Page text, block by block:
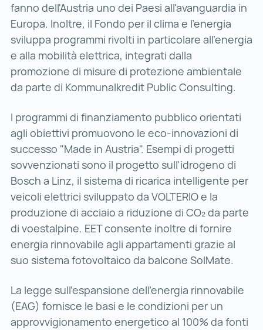
fanno dell'Austria uno dei Paesi all'avanguardia in
Europa. Inoltre, il Fondo per il clima e l'energia
sviluppa programmi rivolti in particolare all'energia
e alla mobilità elettrica, integrati dalla
promozione di misure di protezione ambientale
da parte di Kommunalkredit Public Consulting.
I programmi di finanziamento pubblico orientati
agli obiettivi promuovono le eco-innovazioni di
successo "Made in Austria". Esempi di progetti
sovvenzionati sono il progetto sull'idrogeno di
Bosch a Linz, il sistema di ricarica intelligente per
veicoli elettrici sviluppato da VOLTERIO e la
produzione di acciaio a riduzione di CO₂ da parte
di voestalpine. EET consente inoltre di fornire
energia rinnovabile agli appartamenti grazie al
suo sistema fotovoltaico da balcone SolMate.
La legge sull'espansione dell'energia rinnovabile
(EAG) fornisce le basi e le condizioni per un
approvvigionamento energetico al 100% da fonti